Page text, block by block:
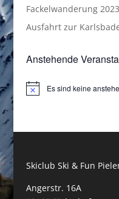
Fackelwanderung 2023
Ausfahrt zur
Anstehende
HinweisEs sind keine
Skiclub Ski & Fun
Angerstr. 16A